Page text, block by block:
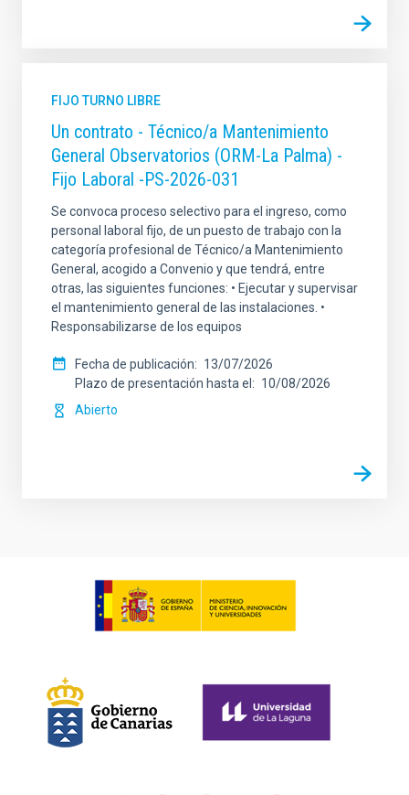
FIJO TURNO LIBRE
Un contrato - Técnico/a Mantenimiento
General Observatorios (ORM-La Palma) -
Fijo Laboral -PS-2026-031
Se convoca proceso selectivo para el ingreso, como
personal laboral fijo, de un puesto de trabajo con la
categoría profesional de Técnico/a Mantenimiento
General, acogido a Convenio y que tendrá, entre
otras, las siguientes funciones: • Ejecutar y supervisar
el mantenimiento general de las instalaciones. •
Responsabilizarse de los equipos
Fecha de publicación
13/07/2026
Plazo de presentación hasta el
10/08/2026
Abierto